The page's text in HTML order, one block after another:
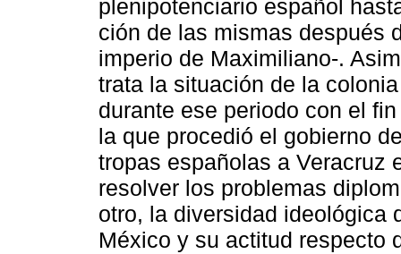
plenipotenciario español
ción de las mismas después
imperio de Maximiliano-.
trata la situación de la
durante ese periodo con el
la que procedió el gobierno
tropas españolas a Veracruz
resolver los problemas
otro, la diversidad ideológica
México y su actitud respecto